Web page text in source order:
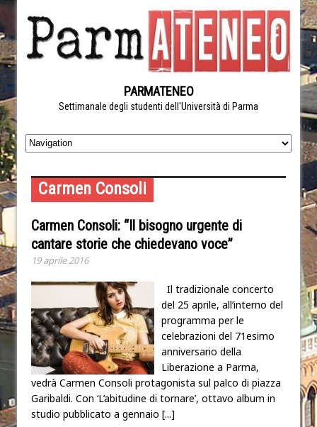
PARMATENEO
Settimanale degli studenti dell'Università di Parma
Carmen Consoli
Carmen Consoli: “Il bisogno urgente di
cantare storie che chiedevano voce”
19 aprile 2016
Il tradizionale concerto
del 25 aprile, all’interno del
programma per le
celebrazioni del 71esimo
anniversario della
Liberazione a Parma,
vedrà Carmen Consoli protagonista sul palco di piazza
Garibaldi. Con ‘L’abitudine di tornare’, ottavo album in
studio pubblicato a gennaio [...]